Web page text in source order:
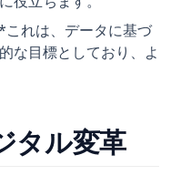
れは、データに基づ
な目標としており、よ
タル変革